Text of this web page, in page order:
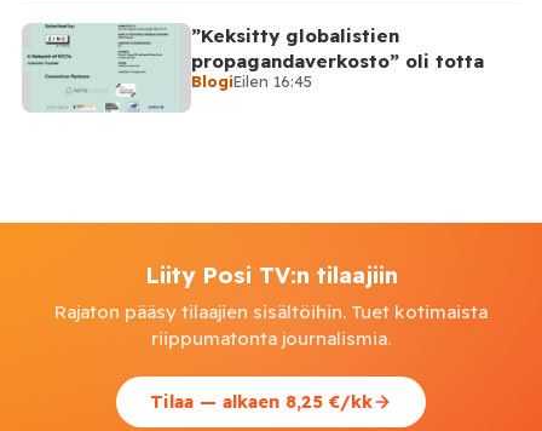
”Keksitty globalistien
propagandaverkosto” oli totta
BlogiEilen 16:45
Liity Posi TV:n tilaajiin
Rajaton pääsy tilaajien sisältöihin. Tuet kotimaista
riippumatonta journalismia.
Tilaa — alkaen 8,25 €/kk